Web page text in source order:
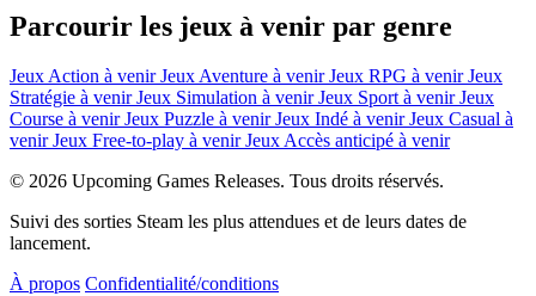
Parcourir les jeux à venir par genre
Jeux Action à venirJeux Aventure à venirJeux RPG à venirJeux
Stratégie à venirJeux Simulation à venirJeux Sport à venirJeux
Course à venirJeux Puzzle à venirJeux Indé à venirJeux Casual à
venirJeux Free-to-play à venirJeux Accès anticipé à venir
© 2026 Upcoming Games Releases. Tous droits réservés.
Suivi des sorties Steam les plus attendues et de leurs dates de
lancement.
À propos Confidentialité/conditions